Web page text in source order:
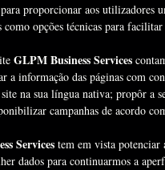
proporcionar aos utilizadores
opções técnicas para facilitar
GLPM Business Services
a informação das páginas com
na sua língua nativa; propôr a
campanhas de acordo
Services tem em vista potenciar
dados para continuarmos a